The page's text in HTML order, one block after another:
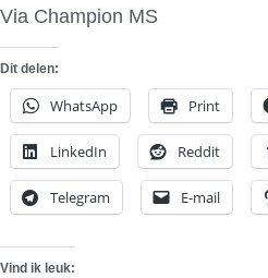
Via Champion MS
Dit delen:
WhatsApp Print
LinkedIn Reddit
Telegram E-mail
Vind ik leuk: